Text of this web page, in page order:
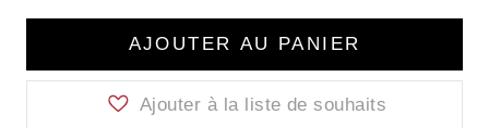
AJOUTER AU PANIER
Ajouter à la liste de souhaits